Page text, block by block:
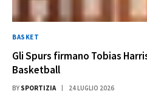
BASKET
Gli Spurs firmano Tobias
Basketball
BY SPORTIZIA 24 LUGLIO 2026